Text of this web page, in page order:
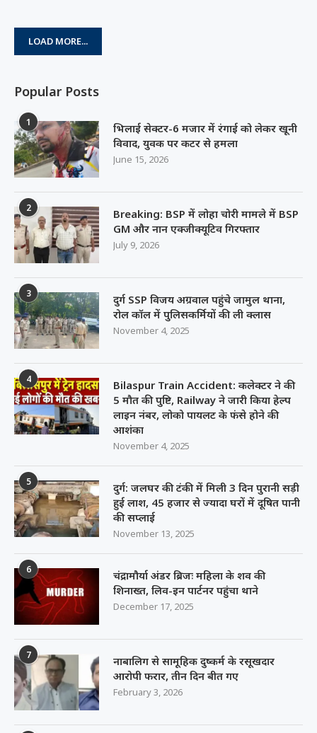
LOAD MORE...
Popular Posts
1
भिलाई सेक्टर-6 मजार में रंगाई को लेकर खूनी
विवाद, युवक पर कटर से हमला
June 15, 2026
2
Breaking: BSP में लोहा चोरी मामले में BSP
GM और नान एक्जीक्यूटिव गिरफ्तार
July 9, 2026
3
दुर्ग SSP विजय अग्रवाल पहुंचे जामुल थाना,
रोल कॉल में पुलिसकर्मियों की ली क्लास
November 4, 2025
4
Bilaspur Train Accident: कलेक्टर ने की
5 मौत की पुष्टि, Railway ने जारी किया हेल्प
लाइन नंबर, लोको पायलट के फंसे होने की
आशंका
November 4, 2025
5
दुर्ग: जलघर की टंकी में मिली 3 दिन पुरानी सड़ी
हुई लाश, 45 हजार से ज्यादा घरों में दूषित पानी
की सप्लाई
November 13, 2025
6
चंद्रामौर्या अंडर ब्रिजः महिला के शव की
शिनाख्त, लिव-इन पार्टनर पहुंचा थाने
December 17, 2025
7
नाबालिग से सामूहिक दुष्कर्म के रसूखदार
आरोपी फरार, तीन दिन बीत गए
February 3, 2026